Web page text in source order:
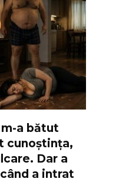
a bătut
cunoștința,
Dar a
a intrat